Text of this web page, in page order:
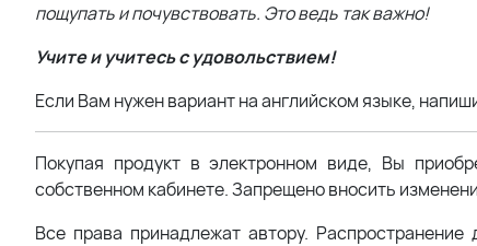
пощупать и почувствовать. Это ведь так важно!
Учите и учитесь с удовольствием!
Если Вам нужен вариант на английском языке,
Покупая продукт в электронном виде, Вы
собственном кабинете. Запрещено вносить
Все права принадлежат автору.